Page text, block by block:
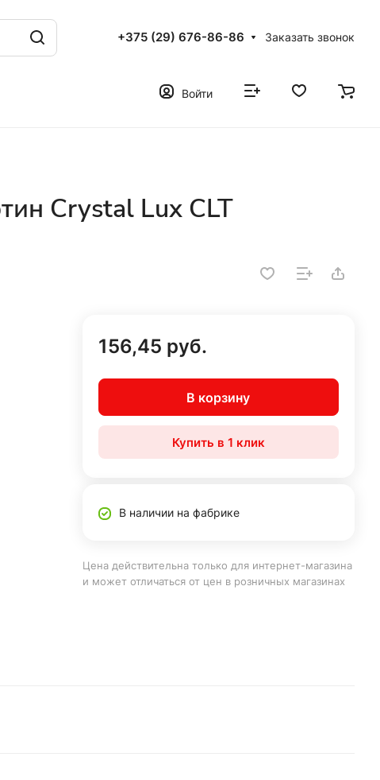
+375 (29) 676-86-86 Заказать звонок
Войти
Crystal Lux CLT
156,45 руб.
В корзину
Купить в 1 клик
В наличии на фабрике
Цена действительна только для интернет-магазина
и может отличаться от цен в розничных магазинах